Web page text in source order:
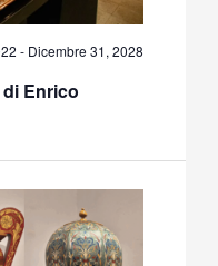
Enrico
- Dicembre 31, 2028